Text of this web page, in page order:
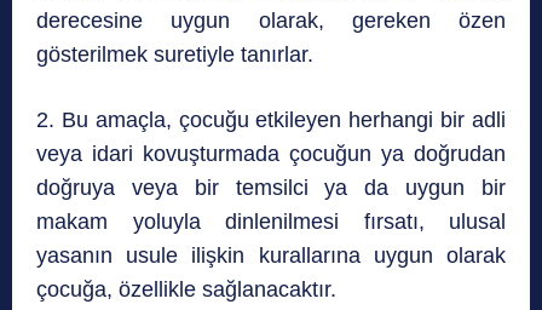
derecesine uygun olarak, gereken özen
gösterilmek suretiyle tanırlar.
2. Bu amaçla, çocuğu etkileyen herhangi bir adli
veya idari kovuşturmada çocuğun ya doğrudan
doğruya veya bir temsilci ya da uygun bir
makam yoluyla dinlenilmesi fırsatı, ulusal
yasanın usule ilişkin kurallarına uygun olarak
çocuğa, özellikle sağlanacaktır.